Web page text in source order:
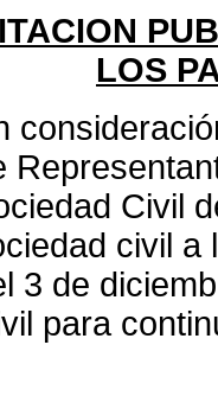
LOS
Civil
civil a
3 de
para